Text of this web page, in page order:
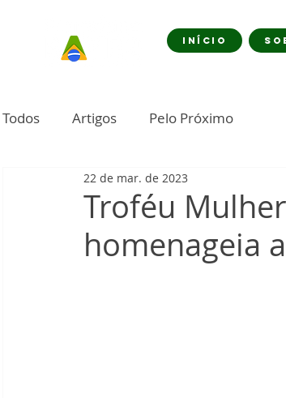
INÍCIO
Todos Artigos Pelo Próximo
Troféu
homenageia
22 de mar. de 2023